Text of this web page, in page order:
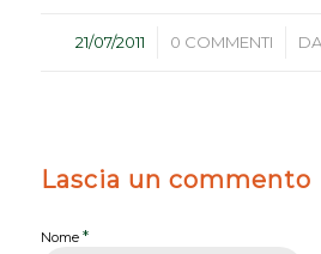
21/07/2011
/ 0 COMMENTI
/ DA
Lascia un commento
Nome *